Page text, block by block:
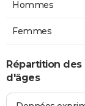
Hommes
Femmes
Répartition des
d'âges